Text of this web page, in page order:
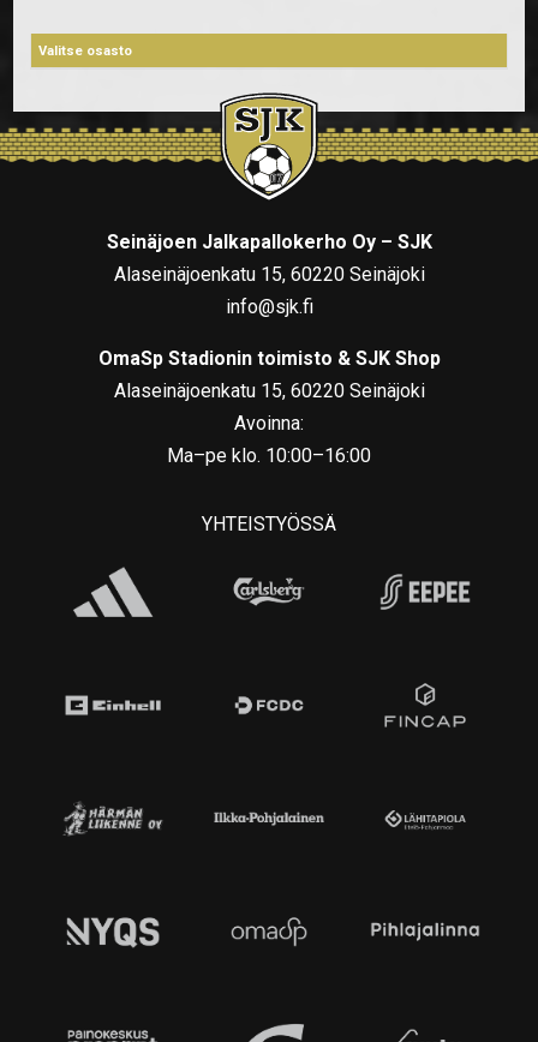
Seinäjoen Jalkapallokerho Oy – SJK
Alaseinäjoenkatu 15, 60220 Seinäjoki
info@sjk.fi
OmaSp Stadionin toimisto & SJK Shop
Alaseinäjoenkatu 15, 60220 Seinäjoki
Avoinna:
Ma–pe klo. 10:00–16:00
YHTEISTYÖSSÄ